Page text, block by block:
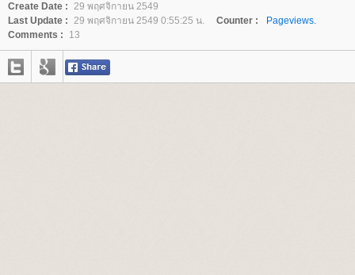
Create Date : 29 พฤศจิกายน 2549
Last Update : 29 พฤศจิกายน 2549 0:55:25 น. Counter :
Pageviews.
Comments :
13